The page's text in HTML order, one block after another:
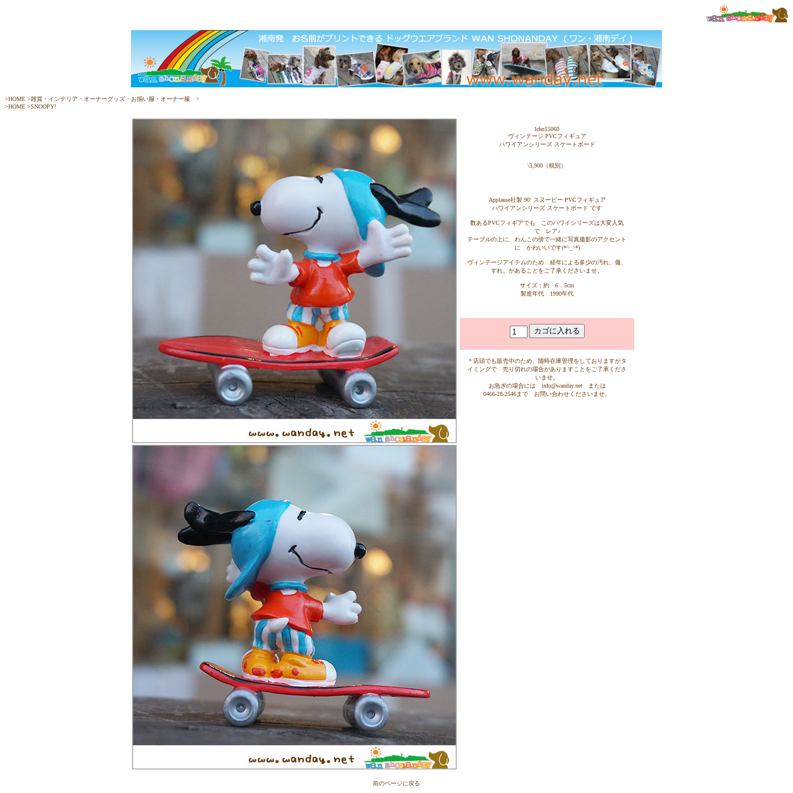
>HOME >雑貨・インテリア・オーナーグッズ・お揃い服・オーナー服 >
>HOME >SNOOPY!
lchn15060
ヴィンテージ PVCフィギュア
ハワイアンシリーズ スケートボード
\3,900（税別）
Applause社製 90’ スヌーピー PVCフィギュア
ハワイアンシリーズ スケートボード です
数あるPVCフィギアでも このハワイシリーズは大変人気
で レア♪
テーブルの上に、わんこの傍で一緒に写真撮影のアクセント
に かわいいです(*^_^*)
ヴィンテージアイテムのため 経年による多少の汚れ、傷、
すれ、があることをご了承くださいませ。
サイズ：約 6．5cm
製造年代 1990年代
＊店頭でも販売中のため、随時在庫管理をしておりますがタ
イミングで 売り切れの場合がありますことをご了承くださ
いませ。
お急ぎの場合には info@wanday.net または
0466-28-2546まで お問い合わせくださいませ。
前のページに戻る